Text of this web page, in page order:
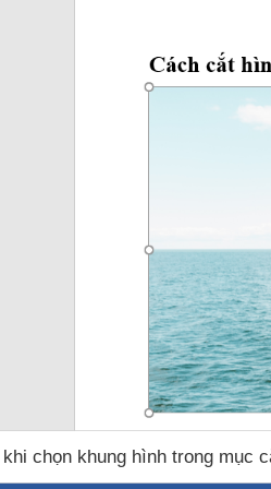
khi chọn khung hình trong mục